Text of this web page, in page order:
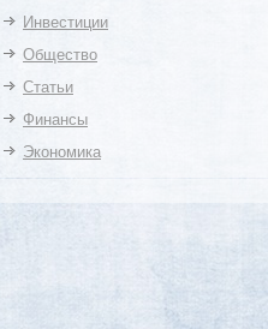
Инвестиции
Общество
Статьи
Финансы
Экономика